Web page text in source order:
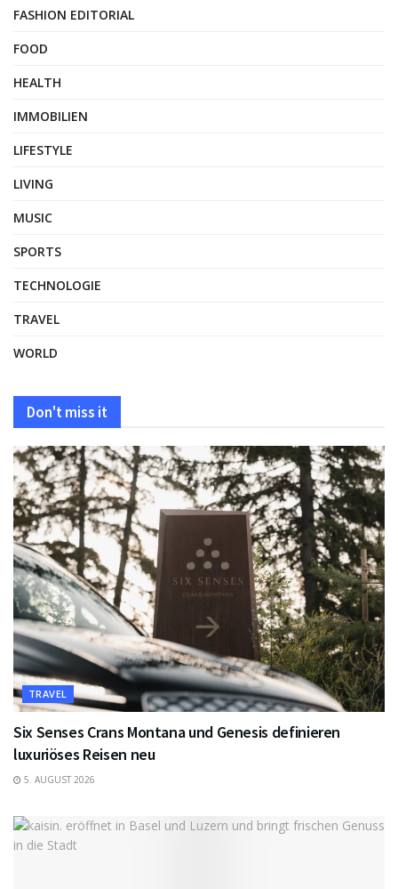
FASHION EDITORIAL
FOOD
HEALTH
IMMOBILIEN
LIFESTYLE
LIVING
MUSIC
SPORTS
TECHNOLOGIE
TRAVEL
WORLD
Don't miss it
TRAVEL
Six Senses Crans Montana und Genesis definieren
luxuriöses Reisen neu
5. AUGUST 2026